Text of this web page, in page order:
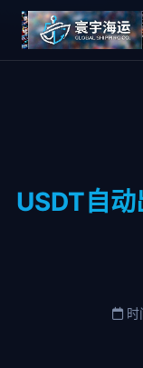
USDT自
时